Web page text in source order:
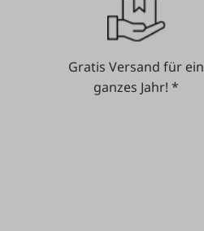
Gratis Versand für ein
ganzes Jahr! *